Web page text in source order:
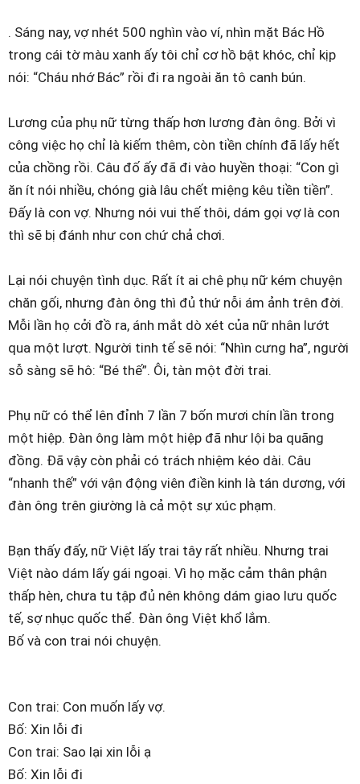
. Sáng nay, vợ nhét 500 nghìn vào ví, nhìn mặt Bác Hồ
trong cái tờ màu xanh ấy tôi chỉ cơ hồ bật khóc, chỉ kịp
nói: “Cháu nhớ Bác” rồi đi ra ngoài ăn tô canh bún.
Lương của phụ nữ từng thấp hơn lương đàn ông. Bởi vì
công việc họ chỉ là kiếm thêm, còn tiền chính đã lấy hết
của chồng rồi. Câu đố ấy đã đi vào huyền thoại: “Con gì
ăn ít nói nhiều, chóng già lâu chết miệng kêu tiền tiền”.
Đấy là con vợ. Nhưng nói vui thế thôi, dám gọi vợ là con
thì sẽ bị đánh như con chứ chả chơi.
Lại nói chuyện tình dục. Rất ít ai chê phụ nữ kém chuyện
chăn gối, nhưng đàn ông thì đủ thứ nỗi ám ảnh trên đời.
Mỗi lần họ cởi đồ ra, ánh mắt dò xét của nữ nhân lướt
qua một lượt. Người tinh tế sẽ nói: “Nhìn cưng ha”, người
sỗ sàng sẽ hô: “Bé thế”. Ôi, tàn một đời trai.
Phụ nữ có thể lên đỉnh 7 lần 7 bốn mươi chín lần trong
một hiệp. Đàn ông làm một hiệp đã như lội ba quãng
đồng. Đã vậy còn phải có trách nhiệm kéo dài. Câu
“nhanh thế” với vận động viên điền kinh là tán dương, với
đàn ông trên giường là cả một sự xúc phạm.
Bạn thấy đấy, nữ Việt lấy trai tây rất nhiều. Nhưng trai
Việt nào dám lấy gái ngoại. Vì họ mặc cảm thân phận
thấp hèn, chưa tu tập đủ nên không dám giao lưu quốc
tế, sợ nhục quốc thể. Đàn ông Việt khổ lắm.
Bố và con trai nói chuyện.
Con trai: Con muốn lấy vợ.
Bố: Xin lỗi đi
Con trai: Sao lại xin lỗi ạ
Bố: Xin lỗi đi